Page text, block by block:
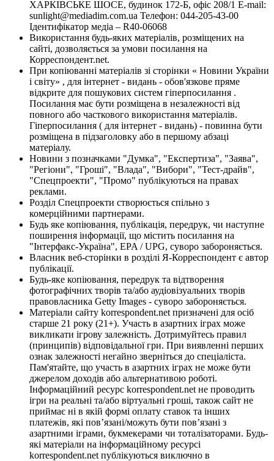
ХАРКІВСЬКЕ ШОСЕ, будинок 172-Б, офіс 208/1 E-mail:
sunlight@mediadim.com.ua Телефон: 044-205-43-00
Ідентифікатор медіа – R40-06068
Використання будь-яких матеріалів, розміщених на
сайті, дозволяється за умови посилання на
Корреспондент.net.
При копіюванні матеріалів зі сторінки « Новини України
і світу» , для інтернет - видань - обов'язкове пряме
відкрите для пошукових систем гіперпосилання .
Посилання має бути розміщена в незалежності від
повного або часткового використання матеріалів.
Гіперпосилання ( для інтернет - видань) - повинна бути
розміщена в підзаголовку або в першому абзаці
матеріалу.
Новини з позначками "Думка", "Експертиза", "Заява",
"Регіони", "Гроші", "Влада", "Вибори", "Тест-драйв",
"Спецпроекти", "Промо" публікуються на правах
реклами.
Розділ Спецпроекти створюється спільно з
комерційними партнерами.
Будь яке копіювання, публікація, передрук, чи наступне
поширення інформації, що містить посилання на
"Інтерфакс-Україна", EPA / UPG, суворо забороняється.
Власник веб-сторінки в розділі Я-Корреспондент є автор
публікації.
Будь-яке копіювання, передрук та відтворення
фотографічних творів та/або аудіовізуальних творів
правовласника Getty Images - суворо забороняється.
Матеріали сайту korrespondent.net призначені для осіб
старше 21 року (21+). Участь в азартних іграх може
викликати ігрову залежність. Дотримуйтесь правил
(принципів) відповідальної гри. При виявленні перших
ознак залежності негайно зверніться до спеціаліста.
Пам'ятайте, що участь в азартних іграх не може бути
джерелом доходів або альтернативою роботі.
Інформаційний ресурс korrespondent.net не проводить
ігри на реальні та/або віртуальні гроші, також сайт не
приймає ні в якій формі оплату ставок та інших
платежів, які пов’язані/можуть бути пов’язані з
азартними іграми, букмекерами чи тоталізаторами. Будь-
які матеріали на інформаційному ресурсі
korrespondent.net публікуються виключно в